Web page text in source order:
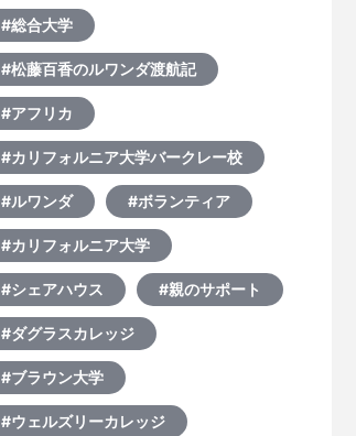
#総合大学
#松藤百香のルワンダ渡航記
#アフリカ
#カリフォルニア大学バークレー校
#ルワンダ #ボランティア
#カリフォルニア大学
#シェアハウス #親のサポート
#ダグラスカレッジ
#ブラウン大学
#ウェルズリーカレッジ